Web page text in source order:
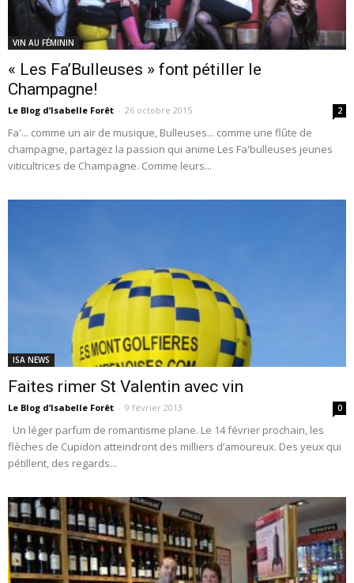
VIN AU FÉMININ
« Les Fa’Bulleuses » font pétiller le
Champagne!
Le Blog d’Isabelle Forêt - 26 octobre 2015 2
Fa'... comme un air de musique, Bulleuses... comme une flûte de
champagne, partagez la passion qui anime Les Fa'bulleuses jeunes
viticultrices de Champagne. Comme leurs...
ISA NEWS
Faites rimer St Valentin avec vin
Le Blog d’Isabelle Forêt - 9 février 2013 0
Un léger parfum de romantisme plane. Le 14 février prochain, les
flèches de Cupidon atteindront des milliers d’amoureux. Des yeux qui
pétillent, des regards...